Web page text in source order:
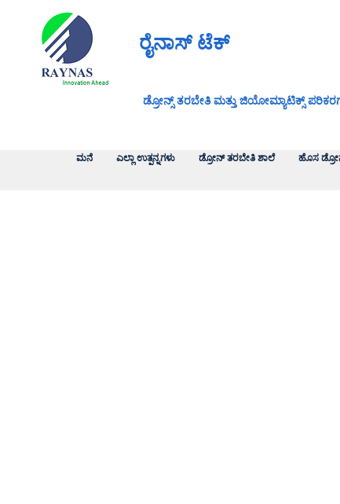
ಮನೆ ಎಲ್ಲಾ ಉತ್ಪನ್ನಗಳು ಡ್ರೋನ್ ತರಬೇತಿ ಶಾಲೆ ಹೊಸ
ರೈನಾಸ್ ಟೆಕ್
ಡ್ರೋನ್ಸ್ ತರಬೇತಿ ಮತ್ತು ಜಿಯೋಮ್ಯಾಟಿಕ್ಸ್